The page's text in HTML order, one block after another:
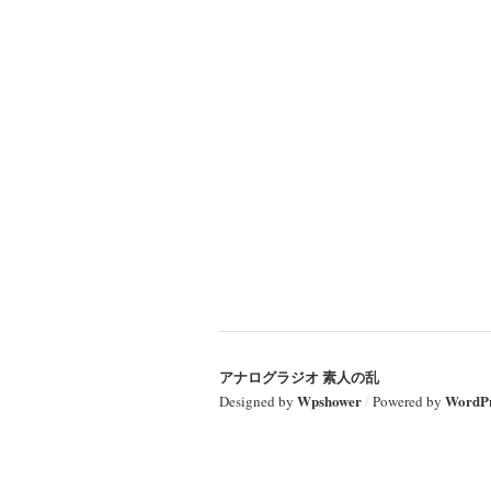
アナログラジオ 素人の乱
Designed by Wpshower/ Powered by